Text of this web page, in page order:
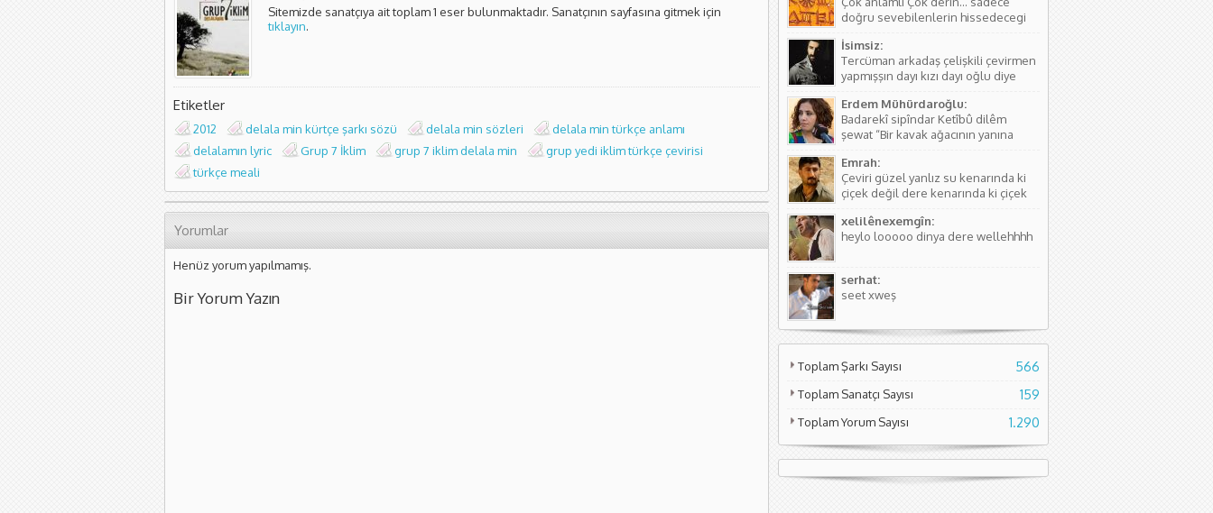
Sitemizde sanatçıya ait toplam 1 eser bulunmaktadır. Sanatçının sayfasına gitmek için
tıklayın.
Etiketler
2012 delala min kürtçe şarkı sözü delala min sözleri
delala min türkçe anlamı
delalamın lyric
Grup 7 İklim grup 7 iklim delala min
grup yedi iklim türkçe çevirisi
türkçe meali
Yorumlar
Henüz yorum yapılmamış.
Bir Yorum Yazın
doğru sevebilenlerin hissedecegi
İsimsiz:
Tercüman arkadaş çelişkili çevirmen
yapmışşın dayı kızı dayı oğlu diye
vardır biraz aile yapısını öğren ( iki
kişinin...
Erdem Mühürdaroğlu:
Badarekî sipîndar Ketîbû dilêm
şewat “Bir kavak ağacının yanına
Sözlerdeki hikayede birini arıyorlar
ve aradıkları yerde bir kavak
ağacının yanında yere düşmüş
Emrah:
Çeviri güzel yanlız su kenarında ki
çiçek değil dere kenarında ki çiçek
kıymetli olduğunu söylüyor sanırım.
Asıl söyleyen Seyade Şame dur...
xelilênexemgîn:
heylo looooo dinya dere wellehhhh
serhat:
seet xweş
Toplam Şarkı Sayısı 566
Toplam Sanatçı Sayısı 159
Toplam Yorum Sayısı 1.290